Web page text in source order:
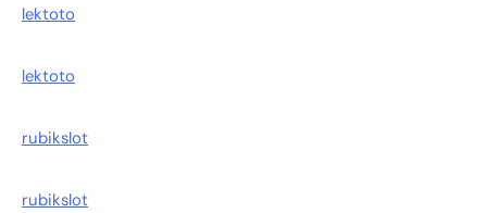
lektoto
lektoto
rubikslot
rubikslot